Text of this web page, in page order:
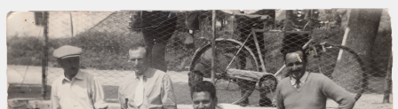
Territorio
Memorie Visive